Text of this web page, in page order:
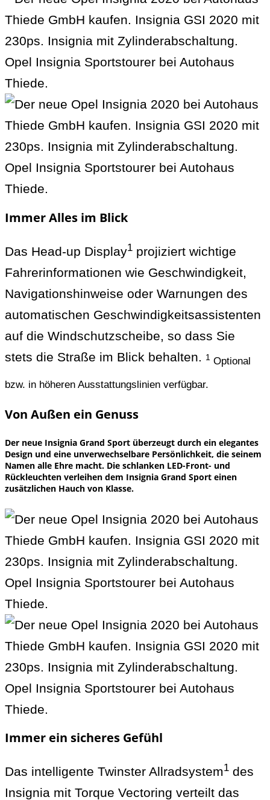
Immer Alles im Blick
Das Head-up Display1 projiziert wichtige
Fahrerinformationen wie Geschwindigkeit,
Navigationshinweise oder Warnungen des
automatischen Geschwindigkeitsassistenten
auf die Windschutzscheibe, so dass Sie
stets die Straße im Blick behalten. 1 Optional
bzw. in höheren Ausstattungslinien verfügbar.
Von Außen ein Genuss
Der neue Insignia Grand Sport überzeugt durch ein elegantes
Design und eine unverwechselbare Persönlichkeit, die seinem
Namen alle Ehre macht. Die schlanken LED-Front- und
Rückleuchten verleihen dem Insignia Grand Sport einen
zusätzlichen Hauch von Klasse.
Immer ein sicheres Gefühl
Das intelligente Twinster Allradsystem1 des
Insignia mit Torque Vectoring verteilt das